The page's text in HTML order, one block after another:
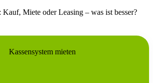
Kauf, Miete oder Leasing – was ist besser?
Kassensystem mieten